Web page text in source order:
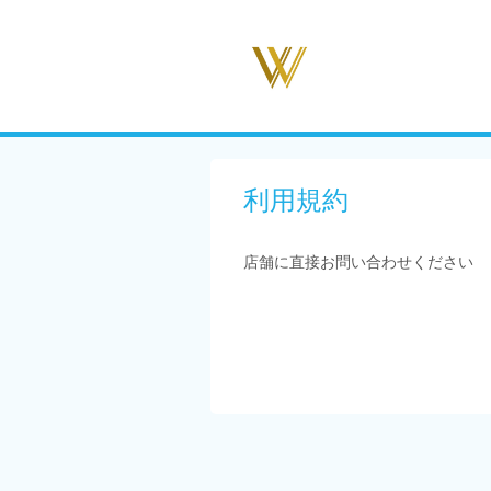
利用規約
店舗に直接お問い合わせください